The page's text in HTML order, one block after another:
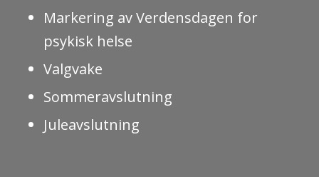
Markering av Verdensdagen for
psykisk helse
Valgvake
Sommeravslutning
Juleavslutning